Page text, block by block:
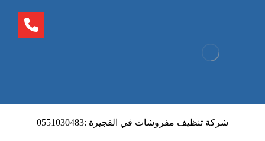
شركة تنظيف مفروشات في الفجيرة :0551030483